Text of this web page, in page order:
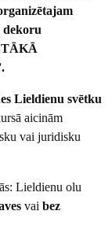
dekoru
Lieldienu svētku
aicinām
vai juridisku
Lieldienu olu
vai bez